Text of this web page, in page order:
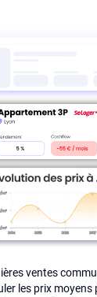
ventes
les prix moyens